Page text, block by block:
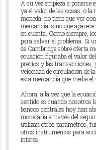
A su vez empieza a
ya el valor de las cosas, o la
moneda, no tiene que ver
mercancía, sino que
en cuenta. Como siempre,
para salvar el problema. Si
de Cambridge sobre oferta
ecuación figuraba el valor
precios y las transacciones,
velocidad de circulación de
esta mercancía que media el
Ahora, a la vez que la
sentido es cuando nosotros
bancos centrales hoy han
monetaria a través del
utilizan otros parámetros,
otros instrumentos para
interés.